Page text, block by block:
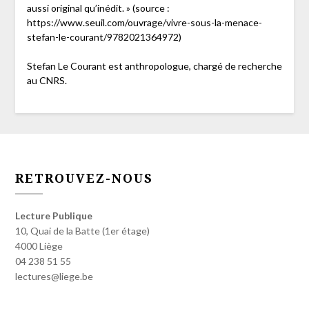
aussi original qu’inédit. » (source :
https://www.seuil.com/ouvrage/vivre-sous-la-menace-
stefan-le-courant/9782021364972)
Stefan Le Courant est anthropologue, chargé de recherche
au CNRS.
RETROUVEZ-NOUS
Lecture Publique
10, Quai de la Batte (1er étage)
4000 Liège
04 238 51 55
lectures@liege.be